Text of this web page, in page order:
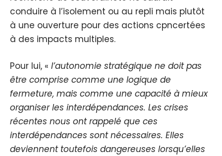
conduire à l’isolement ou au repli mais plutôt
à une ouverture pour des actions cpncertées
à des impacts multiples.
Pour lui, « l’autonomie stratégique ne doit pas
être comprise comme une logique de
fermeture, mais comme une capacité à mieux
organiser les interdépendances. Les crises
récentes nous ont rappelé que ces
interdépendances sont nécessaires. Elles
deviennent toutefois dangereuses lorsqu’elles